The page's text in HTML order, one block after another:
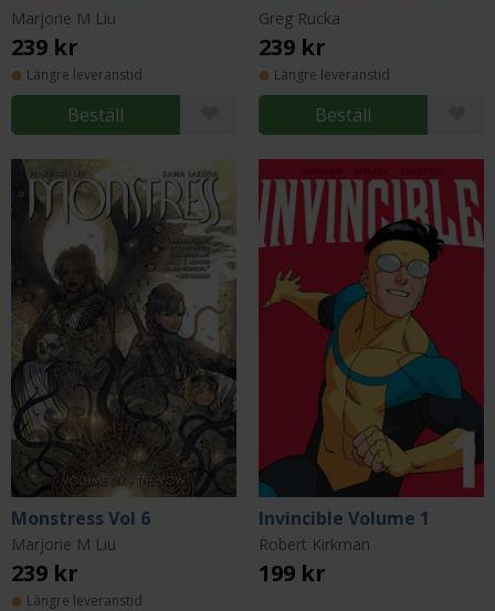
Marjorie M Liu
239 kr
Längre leveranstid
Beställ
Greg Rucka
239 kr
Längre leveranstid
Beställ
Monstress Vol 6
Marjorie M Liu
239 kr
Längre leveranstid
Invincible Volume 1
Robert Kirkman
199 kr